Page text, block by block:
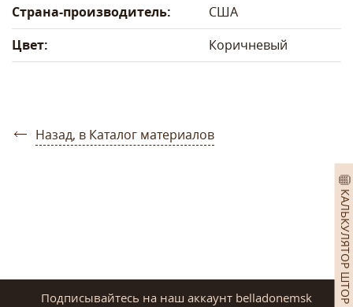
КАЛЬКУЛЯТОР ШТОР
Страна-производитель:
США
Цвет:
Коричневый
Назад, в Каталог материалов
Подписывайтесь на наш аккаунт belladonemsk